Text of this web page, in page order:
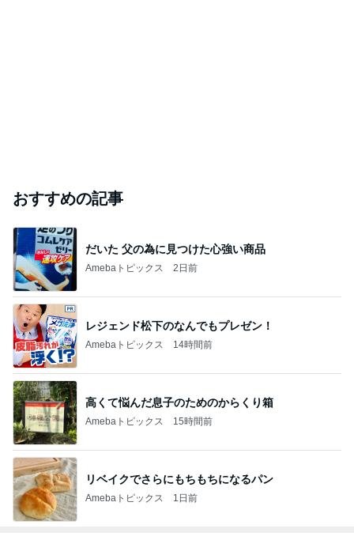
おすすめの記事
だいた 父の為に見つけた心強い商品
Amebaトピックス 2日前
レジェンド松下のなんでもプレゼン！
Amebaトピックス 14時間前
高くて悩んだ息子のためのからくり箱
Amebaトピックス 15時間前
リベイクでさらにもちもちになるパン
Amebaトピックス 1日前